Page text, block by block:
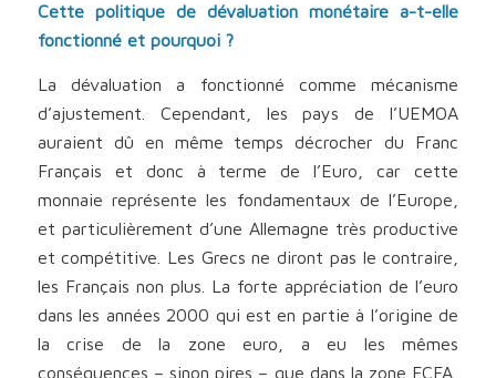
Cette politique de dévaluation monétaire a-t-elle
fonctionné et pourquoi ?
La dévaluation a fonctionné comme mécanisme
d’ajustement. Cependant, les pays de l’UEMOA
auraient dû en même temps décrocher du Franc
Français et donc à terme de l’Euro, car cette
monnaie représente les fondamentaux de l’Europe,
et particulièrement d’une Allemagne très productive
et compétitive. Les Grecs ne diront pas le contraire,
les Français non plus. La forte appréciation de l’euro
dans les années 2000 qui est en partie à l’origine de
la crise de la zone euro, a eu les mêmes
conséquences – sinon pires – que dans la zone FCFA,